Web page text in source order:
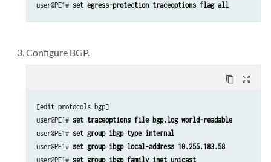
user@PE1# set egress-protection traceoptions flag all
Configure BGP.
content_copy zoom_out_map
[edit protocols bgp]
user@PE1# set traceoptions file bgp.log world-readable
user@PE1# set group ibgp type internal
user@PE1# set group ibgp local-address 10.255.183.58
user@PE1# set group ibgp family inet unicast